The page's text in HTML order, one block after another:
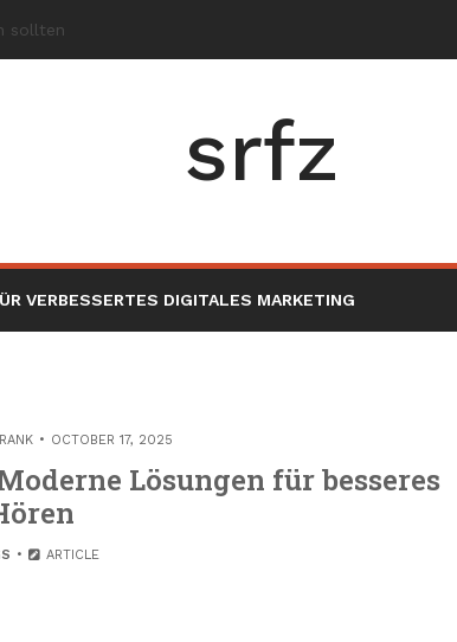
srfz
VERBESSERTES DIGITALES MARKETING
OCTOBER 17, 2025
Lösungen für besseres
ARTICLE